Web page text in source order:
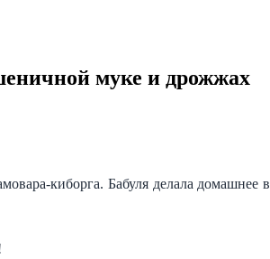
муке и дрожжах
киборга. Бабуля делала домашнее